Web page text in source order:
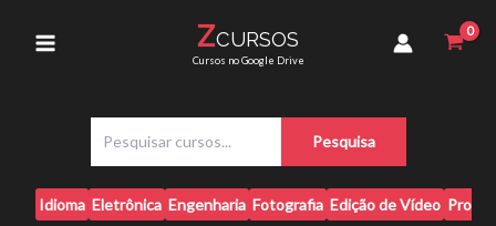
Menu
ZCURSOS
Cursos no Google Drive
s
q
u
Pesquisa
Idioma Eletrônica Engenharia Fotografia Edição de Vídeo
[Pack]